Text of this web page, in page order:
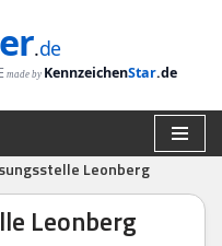
.de
made by KennzeichenStar.de
Leonberg
Leonberg